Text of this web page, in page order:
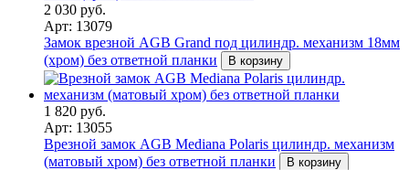
2 030 руб.
Арт: 13079
Замок врезной AGB Grand под цилиндр. механизм 18мм
(хром) без ответной планки
В корзину
1 820 руб.
Арт: 13055
Врезной замок AGB Mediana Polaris цилиндр. механизм
(матовый хром) без ответной планки
В корзину